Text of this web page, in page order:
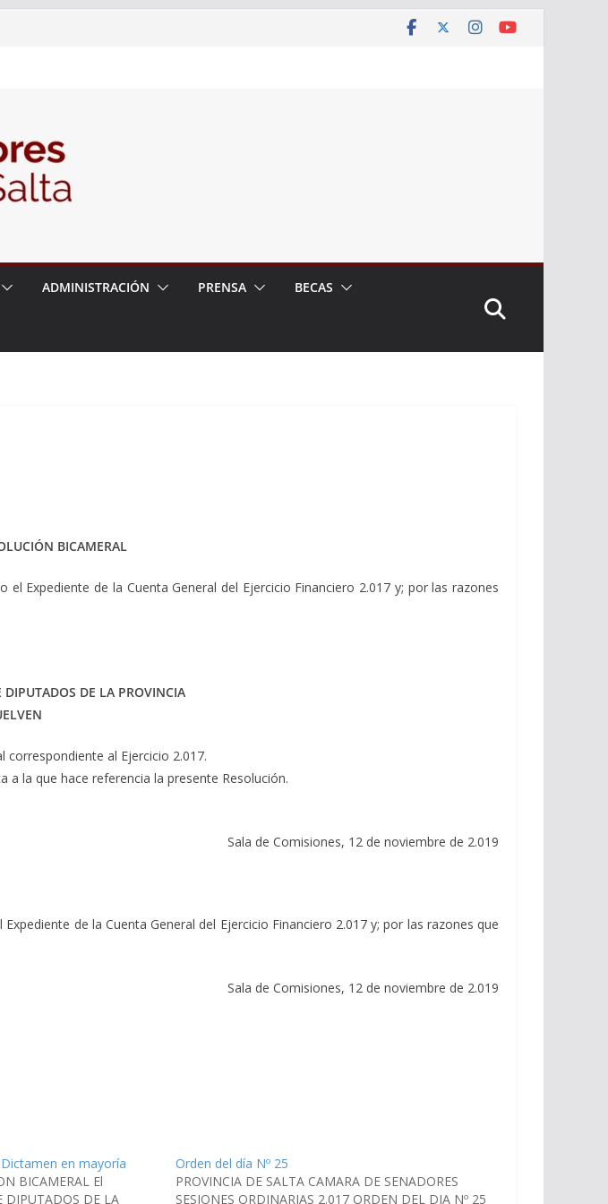
ADMINISTRACIÓN PRENSA BECAS
BICAMERAL
Expediente de la Cuenta General del Ejercicio Financiero 2.017 y; por las razones
DE LA PROVINCIA
correspondiente al Ejercicio 2.017.
la que hace referencia la presente Resolución.
Sala de Comisiones, 12 de noviembre de 2.019
de la Cuenta General del Ejercicio Financiero 2.017 y; por las razones que
Sala de Comisiones, 12 de noviembre de 2.019
en mayoría
BICAMERAL El
DIPUTADOS DE LA
Orden del día Nº 25
PROVINCIA DE SALTA CAMARA DE SENADORES
SESIONES ORDINARIAS 2.017 ORDEN DEL DIA Nº 25